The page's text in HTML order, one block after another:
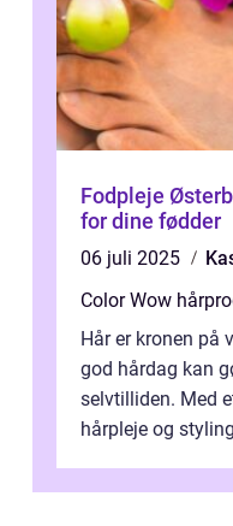
Fodpleje
for dine fødder
06 juli 2025
Color Wow
Hår er kronen på
god hårdag kan
selvtilliden. Med
hårpleje og
innova...